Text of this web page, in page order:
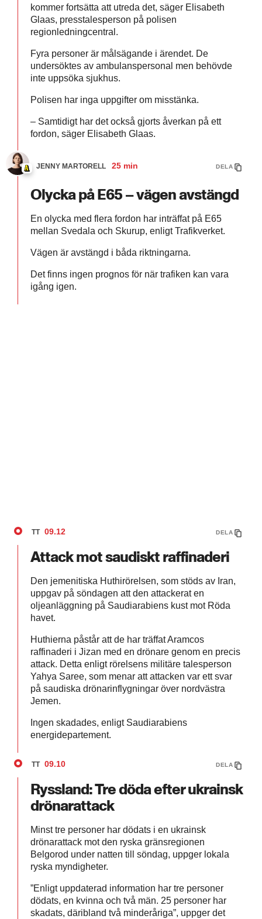
kommer fortsätta att utreda det, säger Elisabeth
Glaas, presstalesperson på polisen
regionledningcentral.
Fyra personer är målsägande i ärendet. De
undersöktes av ambulanspersonal men behövde
inte uppsöka sjukhus.
Polisen har inga uppgifter om misstänka.
– Samtidigt har det också gjorts åverkan på ett
fordon, säger Elisabeth Glaas.
JENNY MARTORELL 25 min DELA
Olycka på E65 – vägen avstängd
En olycka med flera fordon har inträffat på E65
mellan Svedala och Skurup, enligt Trafikverket.
Vägen är avstängd i båda riktningarna.
Det finns ingen prognos för när trafiken kan vara
igång igen.
TT 09.12 DELA
Attack mot saudiskt raffinaderi
Den jemenitiska Huthirörelsen, som stöds av Iran,
uppgav på söndagen att den attackerat en
oljeanläggning på Saudiarabiens kust mot Röda
havet.
Huthierna påstår att de har träffat Aramcos
raffinaderi i Jizan med en drönare genom en precis
attack. Detta enligt rörelsens militäre talesperson
Yahya Saree, som menar att attacken var ett svar
på saudiska drönarinflygningar över nordvästra
Jemen.
Ingen skadades, enligt Saudiarabiens
energidepartement.
TT 09.10 DELA
Ryssland: Tre döda efter ukrainsk
drönarattack
Minst tre personer har dödats i en ukrainsk
drönarattack mot den ryska gränsregionen
Belgorod under natten till söndag, uppger lokala
ryska myndigheter.
”Enligt uppdaterad information har tre personer
dödats, en kvinna och två män. 25 personer har
skadats, däribland två minderåriga”, uppger det